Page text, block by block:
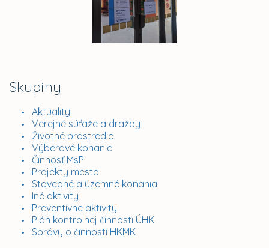
Skupiny
Aktuality
Verejné súťaže a dražby
Životné prostredie
Výberové konania
Činnosť MsP
Projekty mesta
Stavebné a územné konania
Iné aktivity
Preventívne aktivity
Plán kontrolnej činnosti ÚHK
Správy o činnosti HKMK